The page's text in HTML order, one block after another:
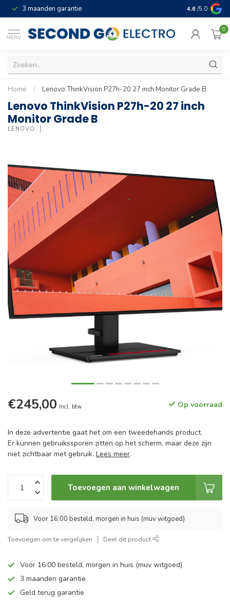
3 maanden garantie Geld terug
4.6 /5.0
MENU
0
Home / Lenovo ThinkVision P27h-20 27 inch Monitor Grade B
Lenovo ThinkVision P27h-20 27 inch
Monitor Grade B
LENOVO
€245,00 Incl. btw Op voorraad
In deze advertentie gaat het om een tweedehands product.
Er kunnen gebruikssporen zitten op het scherm, maar deze zijn
niet zichtbaar met gebruik. Lees meer.
Toevoegen aan winkelwagen
Voor 16:00 besteld, morgen in huis (muv witgoed)
Toevoegen om te vergelijken Deel dit product
Voor 16:00 besteld, morgen in huis (muv witgoed)
3 maanden garantie
Geld terug garantie